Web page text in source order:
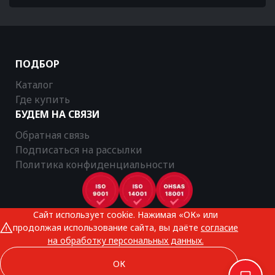
ПОДБОР
Каталог
Где купить
БУДЕМ НА СВЯЗИ
Обратная связь
Подписаться на рассылки
Политика конфиденциальности
CTR © 2025
Все права защищены
Сайт использует cookie. Нажимая «ОК» или
продолжая использование сайта, вы даёте согласие
на обработку персональных данных.
ОК